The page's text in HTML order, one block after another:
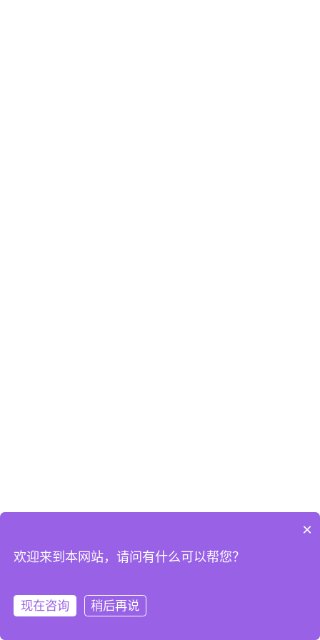
×
欢迎来到本网站，请问有什么可以帮您？
现在咨询 稍后再说